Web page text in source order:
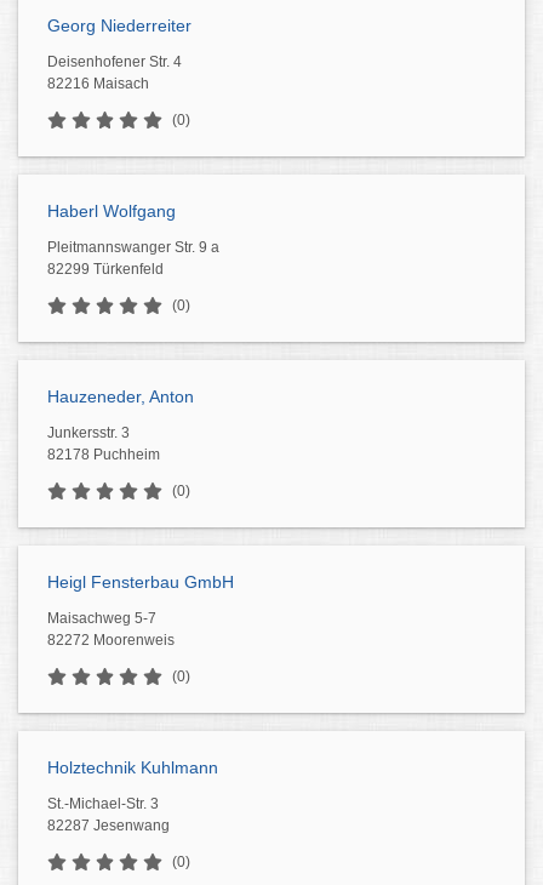
Georg Niederreiter
Deisenhofener Str. 4
82216 Maisach
(0)
Haberl Wolfgang
Pleitmannswanger Str. 9 a
82299 Türkenfeld
(0)
Hauzeneder, Anton
Junkersstr. 3
82178 Puchheim
(0)
Heigl Fensterbau GmbH
Maisachweg 5-7
82272 Moorenweis
(0)
Holztechnik Kuhlmann
St.-Michael-Str. 3
82287 Jesenwang
(0)